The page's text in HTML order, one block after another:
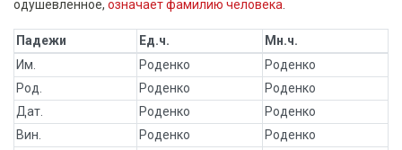
одушевленное, означает фамилию человека
Падежи Ед.ч.
Мн.ч.
Им.
Роденко
Роденко
Род.
Роденко
Роденко
Дат.
Роденко
Роденко
Вин.
Роденко
Роденко